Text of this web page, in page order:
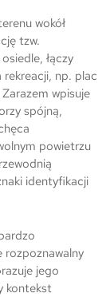
wokół
tzw.
łączy
rekreacji, np. plac
wpisuje
spójną,
powietrzu
identyfikacji
rozpoznawalny
jego
kontekst